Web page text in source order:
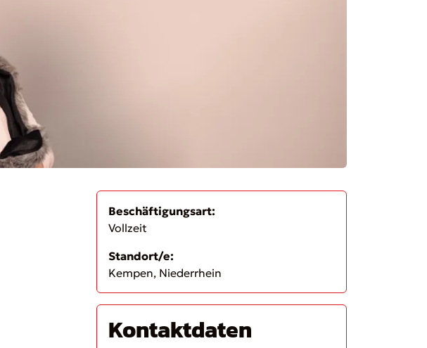
Beschäftigungsart:
Vollzeit
Standort/e:
Kempen, Niederrhein
Kontaktdaten